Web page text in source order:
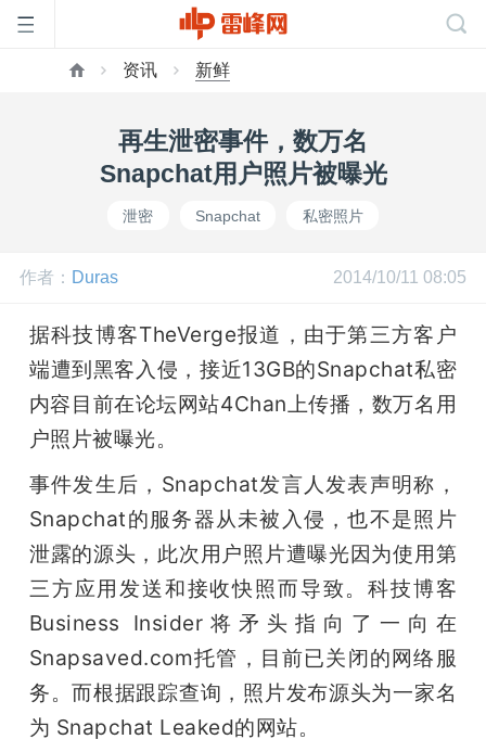
网
开
课
活
动
资讯 新鲜
再生泄密事件，数万名
Snapchat用户照片被曝光
泄密 Snapchat 私密照片
作者： Duras 2014/10/11 08:05
据科技博客TheVerge报道，由于第三方客户
端遭到黑客入侵，接近13GB的Snapchat私密
内容目前在论坛网站4Chan上传播，数万名用
户照片被曝光。
事件发生后，Snapchat发言人发表声明称，
Snapchat的服务器从未被入侵，也不是照片
泄露的源头，此次用户照片遭曝光因为使用第
三方应用发送和接收快照而导致。科技博客
Business Insider将矛头指向了一向在
Snapsaved.com托管，目前已关闭的网络服
务。而根据跟踪查询，照片发布源头为一家名
为 Snapchat Leaked的网站。